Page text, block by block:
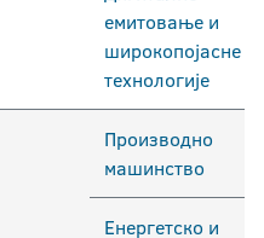
емитовање и
широкопојасне
технологије
Производно
машинство
Енергетско и